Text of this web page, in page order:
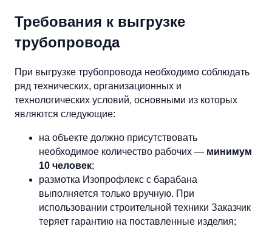
Требования к выгрузке
трубопровода
При выгрузке трубопровода необходимо соблюдать
ряд технических, организационных и
технологических условий, основными из которых
являются следующие:
на объекте должно присутствовать
необходимое количество рабочих — минимум
10 человек;
размотка Изопрофлекс с барабана
выполняется только вручную. При
использовании строительной техники Заказчик
теряет гарантию на поставленные изделия;